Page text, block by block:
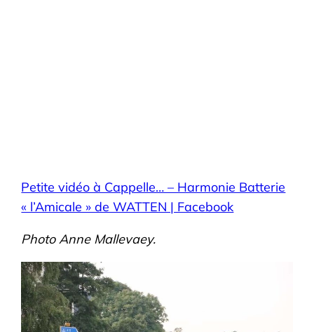
Petite vidéo à Cappelle… – Harmonie Batterie
« l’Amicale » de WATTEN | Facebook
Photo Anne Mallevaey.